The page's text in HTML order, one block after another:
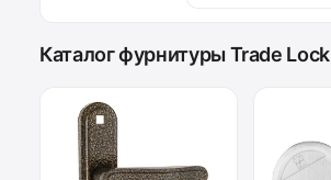
Каталог фурнитуры Trade Lock